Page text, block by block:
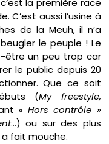
la première race
C’est aussi l’usine à
de la Meuh, il n’a
le peuple ! Le
être un peu trop car
le public depuis 20
Que ce soit
(My freestyle,
« Hors contrôle »
…) ou sur des plus
fait mouche.